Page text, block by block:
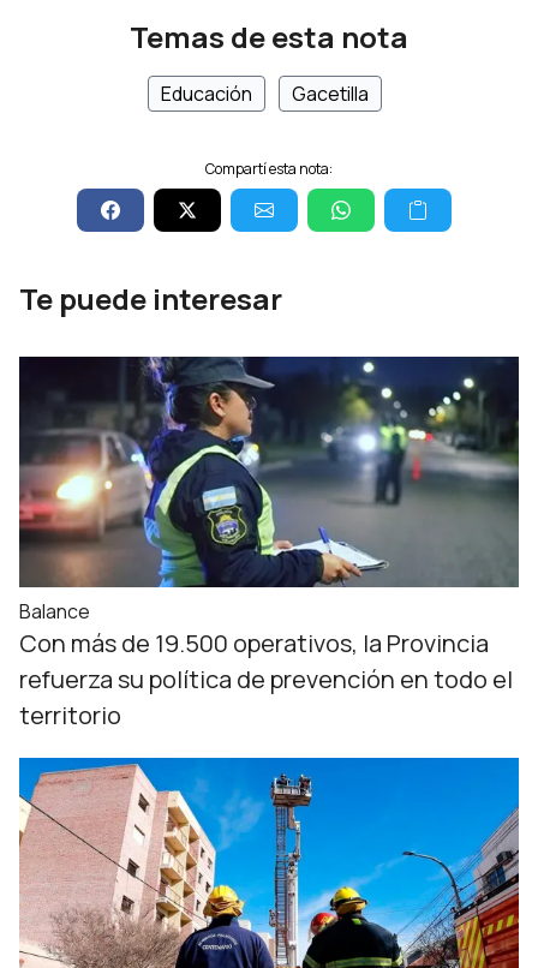
Temas de esta nota
Educación Gacetilla
Compartí esta nota:
Te puede interesar
Balance
Con más de 19.500 operativos, la Provincia
refuerza su política de prevención en todo el
territorio